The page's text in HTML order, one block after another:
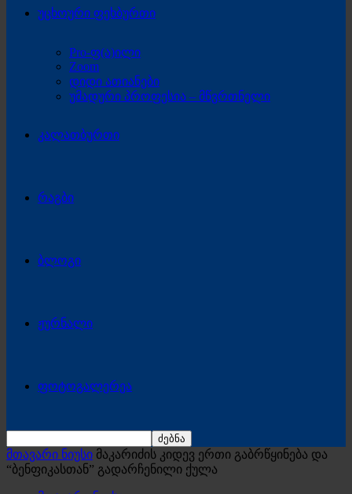
უცხოური ფეხბურთი
Pro-ფ(ა)ილი
Zoom
დიდი ათიანები
უმადური პროფესია – მწვრთნელი
კალათბურთი
რაგბი
ბლოგი
ჟურნალი
ფოტოგალერეა
მთავარი ნიუსი მაკარიძის კიდევ ერთი გაბრწყინება და
“ბენფიკასთან” გადარჩენილი ქულა